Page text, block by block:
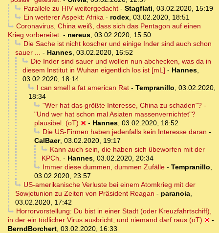
Parallele zu HIV weitergedacht- Stagflati, 03.02.2020, 15:19
Ein weiterer Aspekt: Afrika- rodex, 03.02.2020, 18:51
Coronavirus, China weiß, dass sich das Pentagon auf einen
Krieg vorbereitet. - nereus, 03.02.2020, 15:50
Die Sache ist nicht koscher und einige Inder sind auch schon
sauer ... - Hannes, 03.02.2020, 16:52
Die Inder sind sauer und wollen nun abchecken, was da in
diesem Institut in Wuhan eigentlich los ist [mL] - Hannes,
03.02.2020, 18:14
I can smell a fat american Rat- Tempranillo, 03.02.2020,
18:34
"Wer hat das größte Interesse, China zu schaden"? -
"Und wer hat schon mal Asiaten massenvernichtet"?
plausibel. (oT)
- Hannes, 03.02.2020, 18:52
Die US-Firmen haben jedenfalls kein Interesse daran -
CalBaer, 03.02.2020, 19:17
Kann auch sein, die haben sich übeworfen mit der
KPCh. - Hannes, 03.02.2020, 20:34
Immer diese dummen, dummen Zufälle- Tempranillo,
03.02.2020, 23:57
US-amerikanische Verluste bei einem Atomkrieg mit der
Sowjetunion zu Zeiten von Präsident Reagan - paranoia,
03.02.2020, 17:42
Horrorvorstellung: Du bist in einer Stadt (oder Kreuzfahrtschiff),
in der ein tödlicher Virus ausbricht, und niemand darf raus (oT)
-
BerndBorchert, 03.02.2020, 16:33